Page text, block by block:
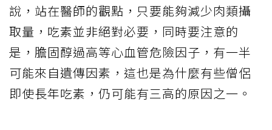
說，站在醫師的觀點，只要能夠減少肉類攝
取量，吃素並非絕對必要，同時要注意的
是，膽固醇過高等心血管危險因子，有一半
可能來自遺傳因素，這也是為什麼有些僧侶
即使長年吃素，仍可能有三高的原因之一。